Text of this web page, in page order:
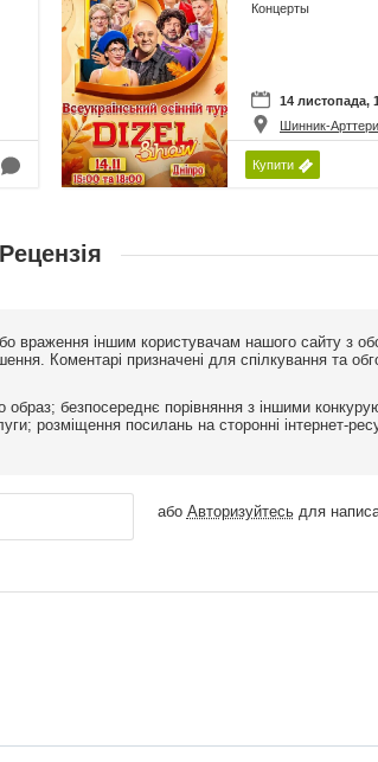
Концерты
14 листопада,
Шинник-
Купити
Рецензія
враження іншим користувачам нашого сайту з
Коментарі призначені для спілкування та
образ; безпосереднє порівняння з іншими
розміщення посилань на сторонні інтернет-
або Авторизуйтесьдля